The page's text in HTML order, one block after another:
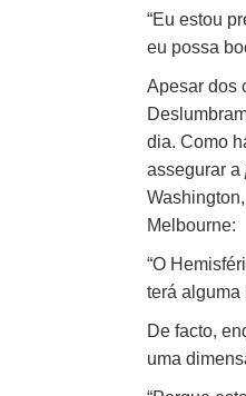
“Eu estou
eu possa
Apesar dos
dia. Como
assegurar a
Melbourne:
“O
terá alguma
De facto,
uma